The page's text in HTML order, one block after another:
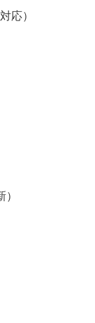
応）